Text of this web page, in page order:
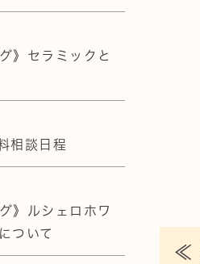
≪
》セラミックと
相談日程
》ルシェロホワ
ついて